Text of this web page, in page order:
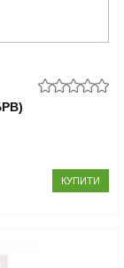
КУПИТИ